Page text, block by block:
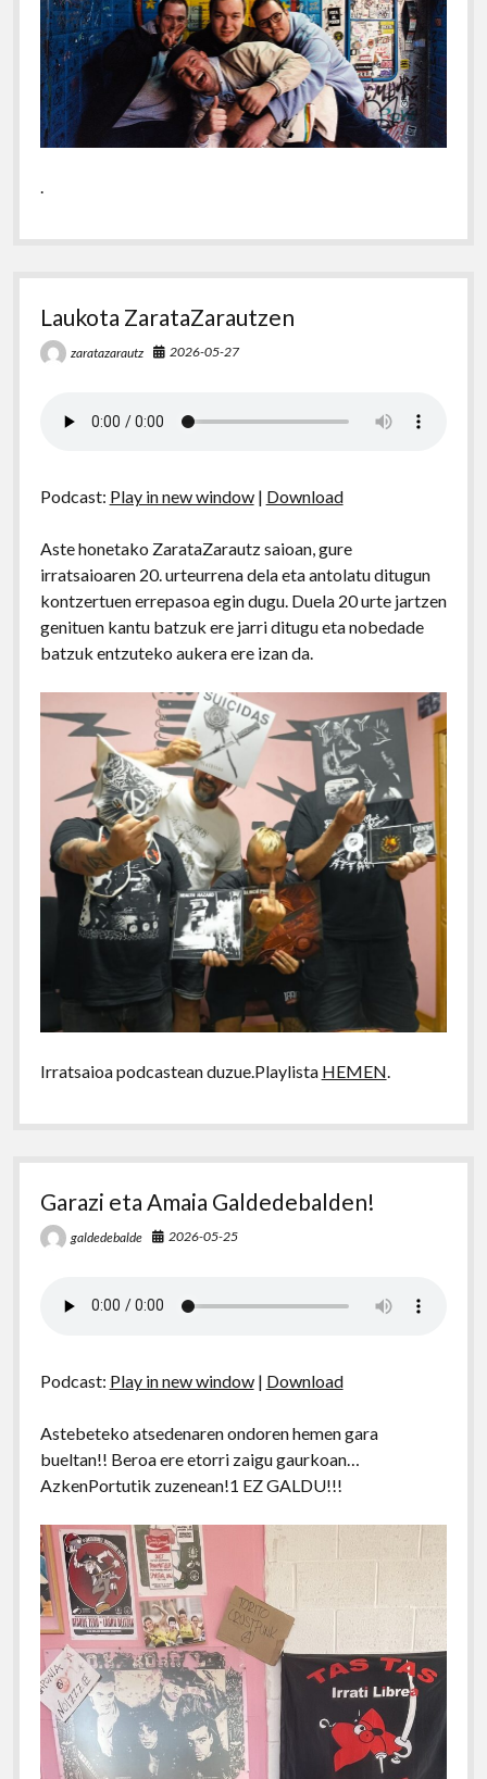
.
Laukota ZarataZarautzen
zaratazarautz 2026-05-27
Podcast: Play in new window| Download
Aste honetako ZarataZarautz saioan, gure
irratsaioaren 20. urteurrena dela eta antolatu ditugun
kontzertuen errepasoa egin dugu. Duela 20 urte jartzen
genituen kantu batzuk ere jarri ditugu eta nobedade
batzuk entzuteko aukera ere izan da.
Irratsaioa podcastean duzue.Playlista HEMEN.
Garazi eta Amaia Galdedebalden!
galdedebalde 2026-05-25
Podcast: Play in new window| Download
Astebeteko atsedenaren ondoren hemen gara
bueltan!! Beroa ere etorri zaigu gaurkoan…
AzkenPortutik zuzenean!1 EZ GALDU!!!